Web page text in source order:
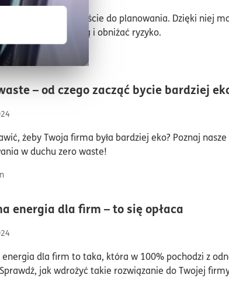
ESG to nowe podejście do planowania. Dzięki niej
konkurencyjną i obniżać ryzyko.
– od czego zacząć bycie bardziej
żeby Twoja firma była bardziej eko? Poznaj nasze
w duchu zero waste!
energia dla firm – to się opłacaczas
dla firm to taka, która w 100% pochodzi z
jak wdrożyć takie rozwiązanie do Twojej